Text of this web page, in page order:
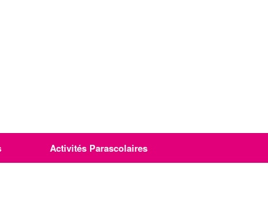
Activités Parascolaires